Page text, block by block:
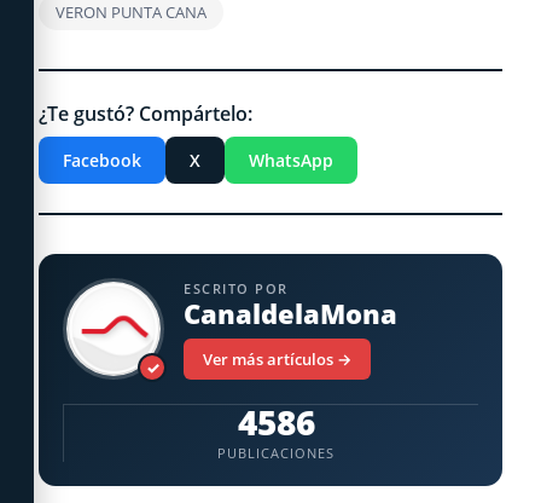
VERON PUNTA CANA
¿Te gustó? Compártelo:
Facebook X WhatsApp
✓
ESCRITO POR
CanaldelaMona
Ver más artículos →
4586
PUBLICACIONES